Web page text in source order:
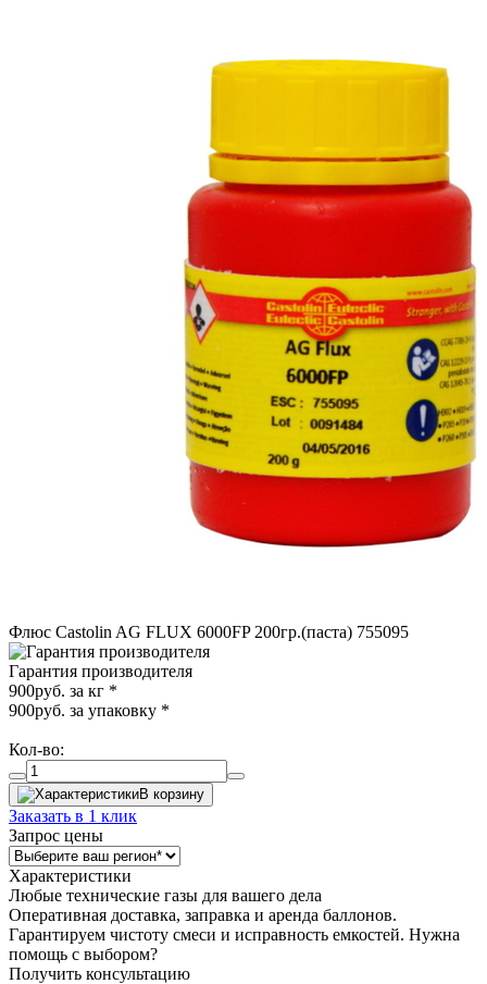
Флюс Castolin AG FLUX 6000FP 200гр.(паста) 755095
Гарантия производителя
900руб. за кг *
900руб. за упаковку *
Кол-во:
В корзину
Заказать в 1 клик
Запрос цены
Характеристики
Любые технические газы для вашего дела
Оперативная доставка, заправка и аренда баллонов.
Гарантируем чистоту смеси и исправность емкостей. Нужна
помощь с выбором?
Получить консультацию